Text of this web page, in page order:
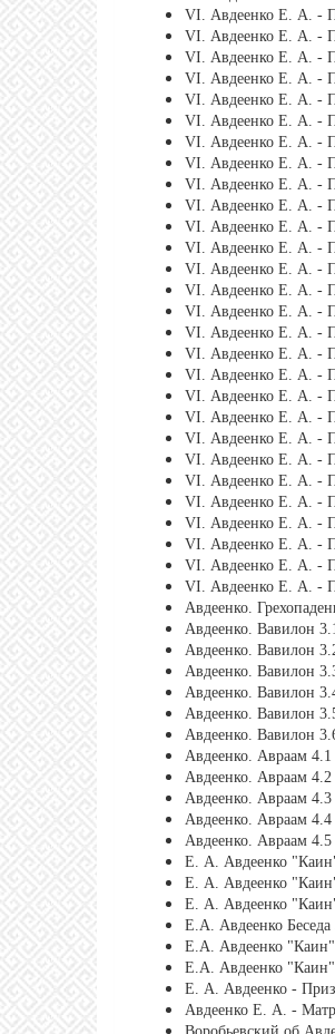
VI. Авдеенко Е. А. -
VI. Авдеенко Е. А. -
VI. Авдеенко Е. А. -
VI. Авдеенко Е. А. -
VI. Авдеенко Е. А. -
VI. Авдеенко Е. А. -
VI. Авдеенко Е. А. -
VI. Авдеенко Е. А. -
VI. Авдеенко Е. А. -
VI. Авдеенко Е. А. -
VI. Авдеенко Е. А. -
VI. Авдеенко Е. А. -
VI. Авдеенко Е. А. -
VI. Авдеенко Е. А. -
VI. Авдеенко Е. А. -
VI. Авдеенко Е. А. -
VI. Авдеенко Е. А. -
VI. Авдеенко Е. А. -
VI. Авдеенко Е. А. -
VI. Авдеенко Е. А. -
VI. Авдеенко Е. А. -
VI. Авдеенко Е. А. -
VI. Авдеенко Е. А. -
VI. Авдеенко Е. А. -
VI. Авдеенко Е. А. -
VI. Авдеенко Е. А. -
VI. Авдеенко Е. А. -
VI. Авдеенко Е. А. -
Авдеенко.
Авдеенко. Вавилон
Авдеенко. Вавилон
Авдеенко. Вавилон
Авдеенко. Вавилон
Авдеенко. Вавилон
Авдеенко. Вавилон
Авдеенко. Авраам 4.1
Авдеенко. Авраам 4.2
Авдеенко. Авраам 4.3
Авдеенко. Авраам 4.4
Авдеенко. Авраам 4.5
Е. А. Авдеенко
Е. А. Авдеенко
Е. А. Авдеенко
Е.А. Авдеенко Беседа
Е.А. Авдеенко "Каин"
Е.А. Авдеенко "Каин"
Е. А. Авдеенко -
Авдеенко Е. А. -